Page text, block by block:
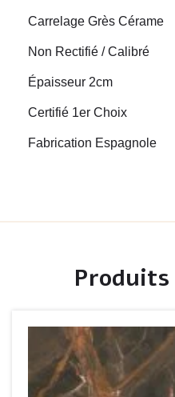
Carrelage Grès Cérame
Non Rectifié / Calibré
Épaisseur 2cm
Certifié 1er Choix
Fabrication Espagnole